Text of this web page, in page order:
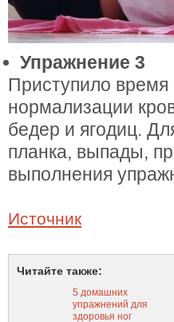
Упражнение 3
Приступило время
нормализации
бедер и ягодиц.
планка, выпады,
выполнения
Источник
Читайте также:
5 домашних
упражнений для
здоровья ног